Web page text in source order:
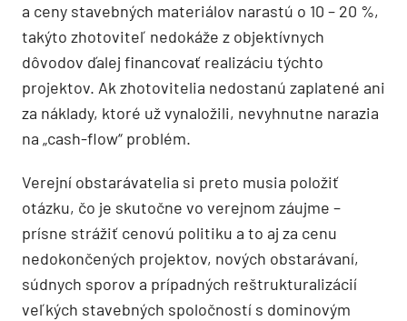
a ceny stavebných materiálov narastú o 10 – 20 %,
takýto zhotoviteľ nedokáže z objektívnych
dôvodov ďalej financovať realizáciu týchto
projektov. Ak zhotovitelia nedostanú zaplatené ani
za náklady, ktoré už vynaložili, nevyhnutne narazia
na „cash-flow“ problém.
Verejní obstarávatelia si preto musia položiť
otázku, čo je skutočne vo verejnom záujme –
prísne strážiť cenovú politiku a to aj za cenu
nedokončených projektov, nových obstarávaní,
súdnych sporov a prípadných reštrukturalizácií
veľkých stavebných spoločností s dominovým